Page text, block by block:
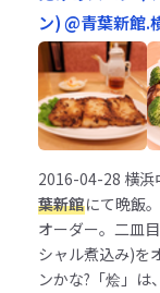
ン) @青葉新館.
2016-04-28 横浜
葉新館にて晩飯
オーダー。二皿
シャル煮込み)を
ンかな?「烩」は